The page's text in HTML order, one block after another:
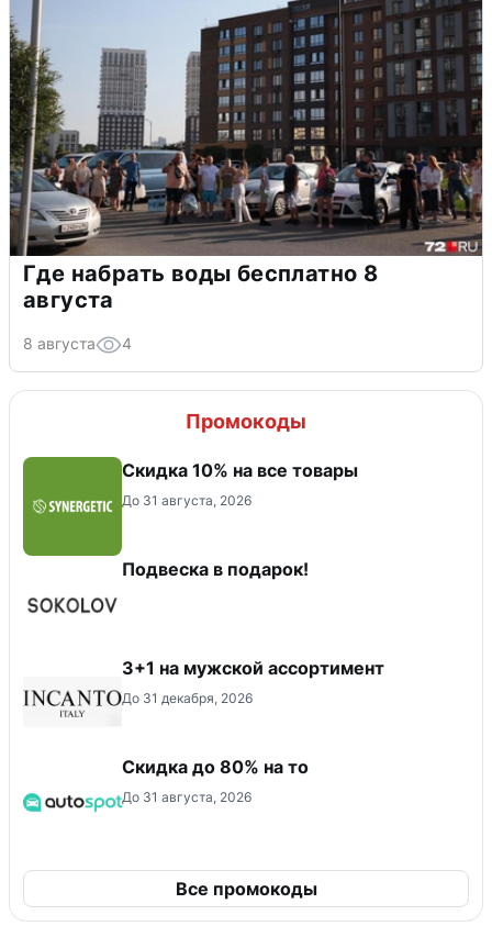
Где набрать воды бесплатно 8
августа
8 августа 4
Промокоды
Скидка 10% на все товары
До 31 августа, 2026
Подвеска в подарок!
3+1 на мужской ассортимент
До 31 декабря, 2026
Скидка до 80% на то
До 31 августа, 2026
Все промокоды